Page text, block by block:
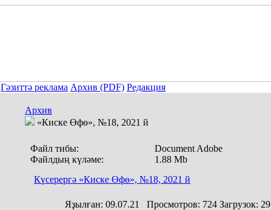
Гәзиттә реклама Архив (PDF) Редакция
Архив
«Киске Өфө», №18, 2021 й
Файл тибы:
Document Adobe
Файлдың күләме:
1.88 Mb
Күсерергә «Киске Өфө», №18, 2021 й
Яҙылған: 09.07.21 Просмотров: 724 Загрузок: 29